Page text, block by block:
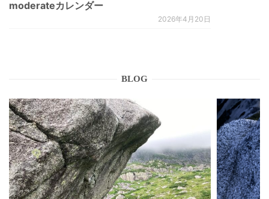
moderateカレンダー
2026年4月20日
BLOG